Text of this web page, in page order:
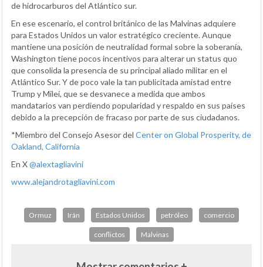
de hidrocarburos del Atlántico sur.
En ese escenario, el control británico de las Malvinas adquiere
para Estados Unidos un valor estratégico creciente. Aunque
mantiene una posición de neutralidad formal sobre la soberanía,
Washington tiene pocos incentivos para alterar un status quo
que consolida la presencia de su principal aliado militar en el
Atlántico Sur. Y de poco vale la tan publicitada amistad entre
Trump y Milei, que se desvanece a medida que ambos
mandatarios van perdiendo popularidad y respaldo en sus países
debido a la precepción de fracaso por parte de sus ciudadanos.
*Miembro del Consejo Asesor del Center on Global Prosperity, de
Oakland, California
En X@alextagliavini
www.alejandrotagliavini.com
Ormuz Irán Estados Unidos petróleo comercio
conflictos Malvinas